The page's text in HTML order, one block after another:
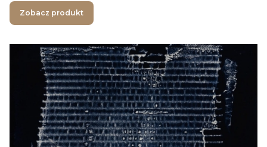
Zobacz produkt